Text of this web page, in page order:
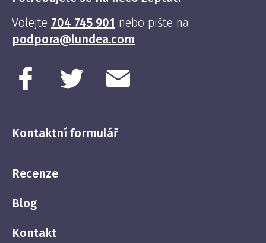
Volejte 704 745 901 nebo pište na
podpora@lundea.com
Kontaktní formulář
Recenze
Blog
Kontakt